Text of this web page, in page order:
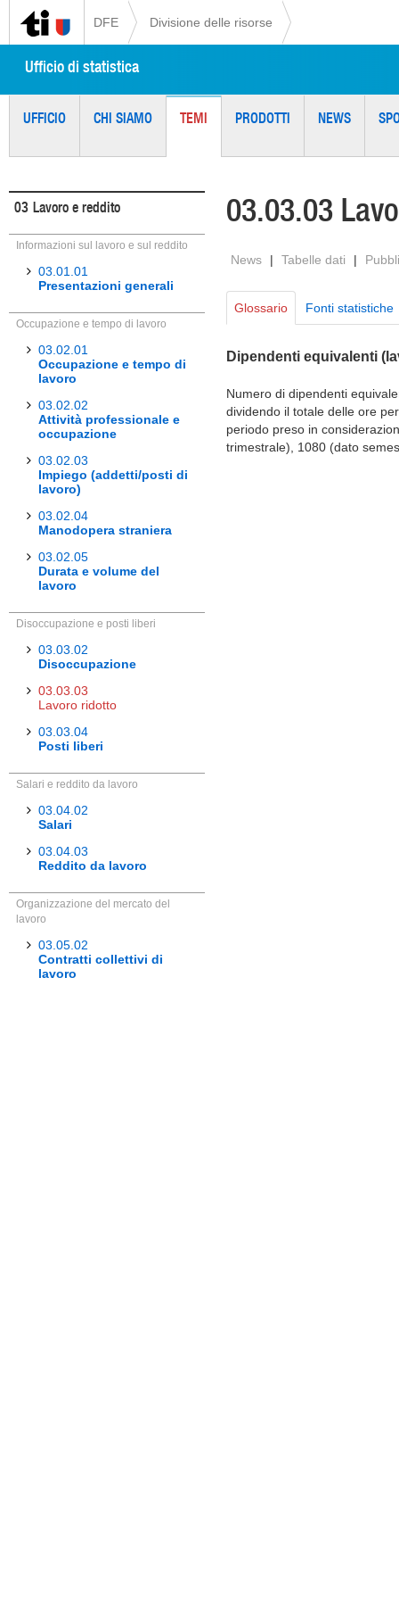
DFE Divisione delle risorse
Ufficio di statistica
UFFICIO CHI SIAMO TEMI PRODOTTI NEWS
03 Lavoro e reddito
Informazioni sul lavoro e sul reddito
03.01.01
Presentazioni generali
Occupazione e tempo di lavoro
03.02.01
Occupazione e tempo di
lavoro
03.02.02
Attività professionale e
occupazione
03.02.03
Impiego (addetti/posti di
lavoro)
03.02.04
Manodopera straniera
03.02.05
Durata e volume del
lavoro
Disoccupazione e posti liberi
03.03.02
Disoccupazione
03.03.03
Lavoro ridotto
03.03.04
Posti liberi
Salari e reddito da lavoro
03.04.02
Salari
03.04.03
Reddito da lavoro
Organizzazione del mercato del
lavoro
03.05.02
Contratti collettivi di
lavoro
03.03.03
News | Tabelle dati |
Glossario Fonti statistiche
Dipendenti equivalenti
Numero di dipendenti
dividendo il totale delle ore
periodo preso in
trimestrale), 1080 (dato